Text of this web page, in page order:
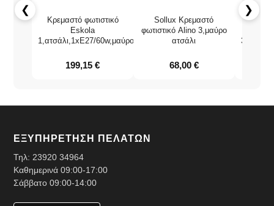
❮
Κρεμαστό φωτιστικό
Eskola
1,ατσάλι,1xE27/60w,μαύρο
199,15€
Sollux Κρεμαστό
φωτιστικό Alino 3,μαύρο
ατσάλι
68,00 €
❯
ΕΞΥΠΗΡΕΤΗΣΗ ΠΕΛΑΤΩΝ
Τηλ:23920 34964
Καθημερινά 09:00-17:00
Σάββατο 09:00-14:00